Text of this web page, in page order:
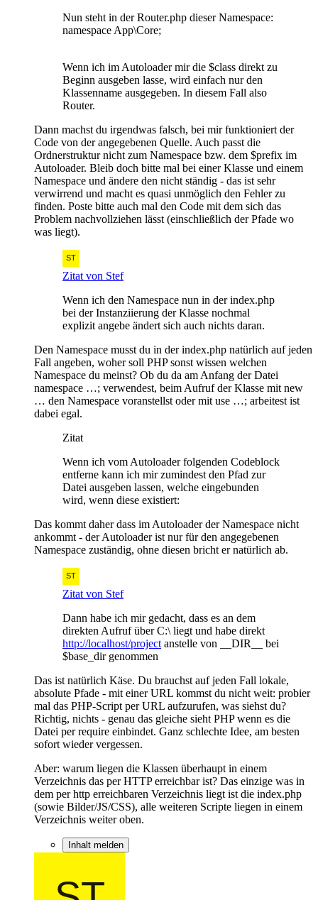
Nun steht in der Router.php dieser Namespace:
namespace App\Core;
Wenn ich im Autoloader mir die $class direkt zu
Beginn ausgeben lasse, wird einfach nur den
Klassenname ausgegeben. In diesem Fall also
Router.
Dann machst du irgendwas falsch, bei mir funktioniert der
Code von der angegebenen Quelle. Auch passt die
Ordnerstruktur nicht zum Namespace bzw. dem $prefix im
Autoloader. Bleib doch bitte mal bei einer Klasse und einem
Namespace und ändere den nicht ständig - das ist sehr
verwirrend und macht es quasi unmöglich den Fehler zu
finden. Poste bitte auch mal den Code mit dem sich das
Problem nachvollziehen lässt (einschließlich der Pfade wo
was liegt).
Zitat von Stef
Wenn ich den Namespace nun in der index.php
bei der Instanziierung der Klasse nochmal
explizit angebe ändert sich auch nichts daran.
Den Namespace musst du in der index.php natürlich auf jeden
Fall angeben, woher soll PHP sonst wissen welchen
Namespace du meinst? Ob du da am Anfang der Datei
namespace …; verwendest, beim Aufruf der Klasse mit new
… den Namespace voranstellst oder mit use …; arbeitest ist
dabei egal.
Zitat
Wenn ich vom Autoloader folgenden Codeblock
entferne kann ich mir zumindest den Pfad zur
Datei ausgeben lassen, welche eingebunden
wird, wenn diese existiert:
Das kommt daher dass im Autoloader der Namespace nicht
ankommt - der Autoloader ist nur für den angegebenen
Namespace zuständig, ohne diesen bricht er natürlich ab.
Zitat von Stef
Dann habe ich mir gedacht, dass es an dem
direkten Aufruf über C:\ liegt und habe direkt
http://localhost/project anstelle von __DIR__ bei
$base_dir genommen
Das ist natürlich Käse. Du brauchst auf jeden Fall lokale,
absolute Pfade - mit einer URL kommst du nicht weit: probier
mal das PHP-Script per URL aufzurufen, was siehst du?
Richtig, nichts - genau das gleiche sieht PHP wenn es die
Datei per require einbindet. Ganz schlechte Idee, am besten
sofort wieder vergessen.
Aber: warum liegen die Klassen überhaupt in einem
Verzeichnis das per HTTP erreichbar ist? Das einzige was in
dem per http erreichbaren Verzeichnis liegt ist die index.php
(sowie Bilder/JS/CSS), alle weiteren Scripte liegen in einem
Verzeichnis weiter oben.
Inhalt melden